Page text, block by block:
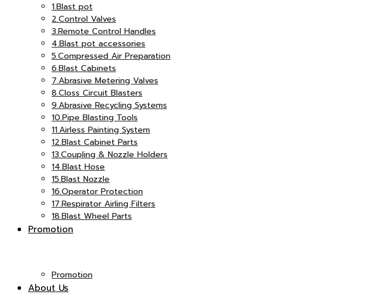
1.Blast pot
2.Control Valves
3.Remote Control Handles
4.Blast pot accessories
5.Compressed Air Preparation
6.Blast Cabinets
7.Abrasive Metering Valves
8.Closs Circuit Blasters
9.Abrasive Recycling Systems
10.Pipe Blasting Tools
11.Airless Painting System
12.Blast Cabinet Parts
13.Coupling & Nozzle Holders
14.Blast Hose
15.Blast Nozzle
16.Operator Protection
17.Respirator Airling Filters
18.Blast Wheel Parts
Promotion
Promotion
About Us